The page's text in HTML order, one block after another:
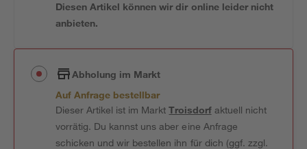
Diesen Artikel können wir dir online leider nicht
anbieten.
Abholung im Markt
Auf Anfrage bestellbar
Dieser Artikel ist im MarktTroisdorfaktuell nicht
vorrätig. Du kannst uns aber eine Anfrage
schicken und wir bestellen ihn für dich (ggf. zzgl.